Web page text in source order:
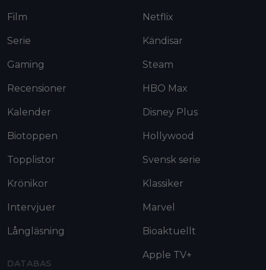
Film
Serie
Gaming
Recensioner
Kalender
Biotoppen
Topplistor
Krönikor
Intervjuer
Långläsning
DATABAS
Netflix
Kändisar
Steam
HBO Max
Disney Plus
Hollywood
Svensk serie
Klassiker
Marvel
Bioaktuellt
Apple TV+